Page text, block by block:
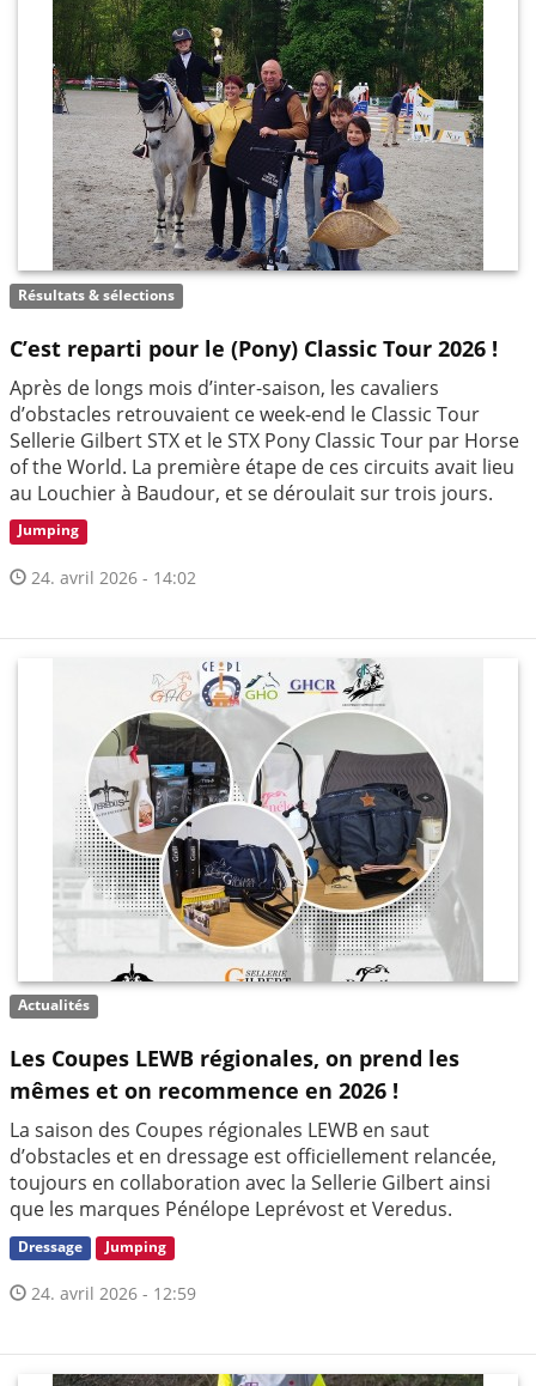
Résultats & sélections
C’est reparti pour le (Pony) Classic Tour 2026 !
Après de longs mois d’inter-saison, les cavaliers
d’obstacles retrouvaient ce week-end le Classic Tour
Sellerie Gilbert STX et le STX Pony Classic Tour par Horse
of the World. La première étape de ces circuits avait lieu
au Louchier à Baudour, et se déroulait sur trois jours.
Jumping
24. avril 2026 - 14:02
Actualités
Les Coupes LEWB régionales, on prend les
mêmes et on recommence en 2026 !
La saison des Coupes régionales LEWB en saut
d’obstacles et en dressage est officiellement relancée,
toujours en collaboration avec la Sellerie Gilbert ainsi
que les marques Pénélope Leprévost et Veredus.
Dressage Jumping
24. avril 2026 - 12:59